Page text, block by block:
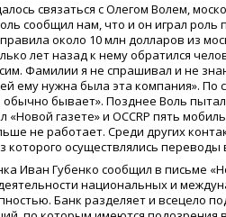
связаться с Олегом Волем,
сообщил нам, что и он играл
около 10 млн долларов из
лет назад к нему обратился
Фамилии я не спрашивал и не
ему нужна была эта компания».
обычно бывает». Позднее Воль
«Новой газете» и OCCRP пять
не работает. Среди других
осуществлялись переводы
Иван Губенко сообщил в письме «
национальных и
Банк разделяет и всецело